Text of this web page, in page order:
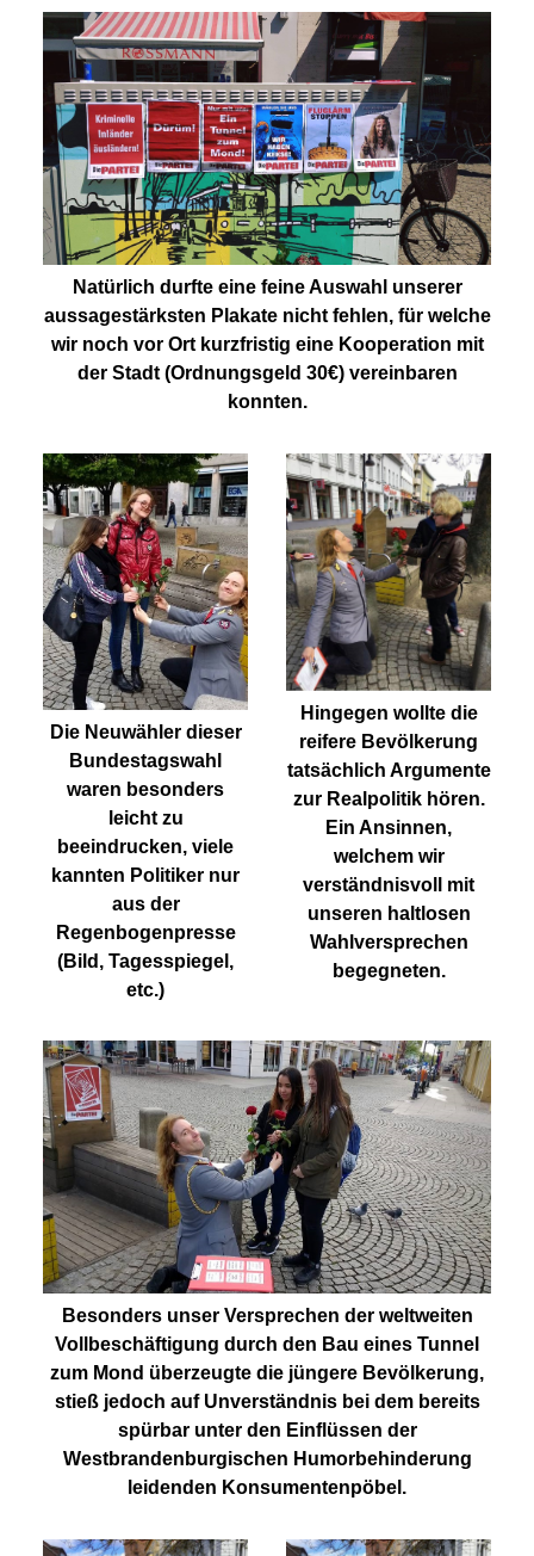
Natürlich durfte eine feine Auswahl unserer
aussagestärksten Plakate nicht fehlen, für welche
wir noch vor Ort kurzfristig eine Kooperation mit
der Stadt (Ordnungsgeld 30€) vereinbaren
konnten.
Die Neuwähler dieser
Bundestagswahl
waren besonders
leicht zu
beeindrucken, viele
kannten Politiker nur
aus der
Regenbogenpresse
(Bild, Tagesspiegel,
etc.)
Hingegen wollte die
reifere Bevölkerung
tatsächlich Argumente
zur Realpolitik hören.
Ein Ansinnen,
welchem wir
verständnisvoll mit
unseren haltlosen
Wahlversprechen
begegneten.
Besonders unser Versprechen der weltweiten
Vollbeschäftigung durch den Bau eines Tunnel
zum Mond überzeugte die jüngere Bevölkerung,
stieß jedoch auf Unverständnis bei dem bereits
spürbar unter den Einflüssen der
Westbrandenburgischen Humorbehinderung
leidenden Konsumentenpöbel.